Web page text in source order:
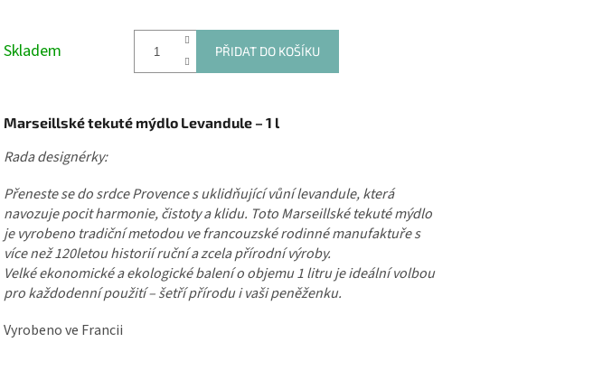
Skladem PŘIDAT DO KOŠÍKU
Marseillské tekuté mýdlo Levandule – 1 l
Rada designérky:
Přeneste se do srdce Provence s uklidňující vůní levandule, která
navozuje pocit harmonie, čistoty a klidu. Toto Marseillské tekuté mýdlo
je vyrobeno tradiční metodou ve francouzské rodinné manufaktuře s
více než 120letou historií ruční a zcela přírodní výroby.
Velké ekonomické a ekologické balení o objemu 1 litru je ideální volbou
pro každodenní použití – šetří přírodu i vaši peněženku.
Vyrobeno ve Francii